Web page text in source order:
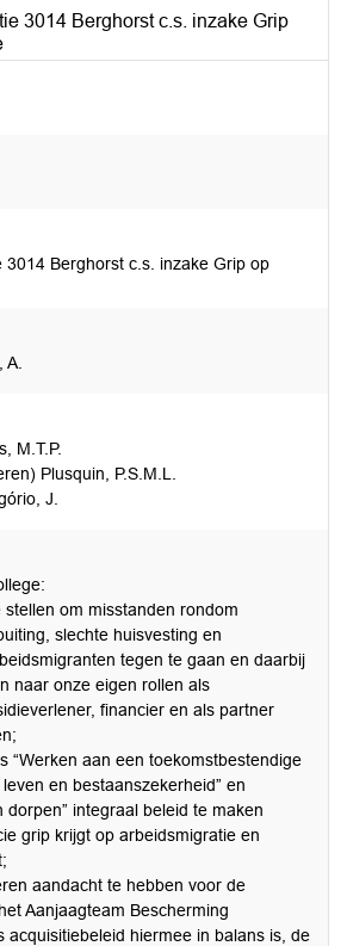
3014 Berghorst c.s. inzake Grip
3014 Berghorst c.s. inzake Grip op
M.T.P.
Plusquin, P.S.M.L.
J.
stellen om misstanden rondom
slechte huisvesting en
tegen te gaan en daarbij
naar onze eigen rollen als
financier en als partner
“Werken aan een toekomstbestendige
en bestaanszekerheid” en
dorpen” integraal beleid te maken
grip krijgt op arbeidsmigratie en
aandacht te hebben voor de
Aanjaagteam Bescherming
acquisitiebeleid hiermee in balans is, de